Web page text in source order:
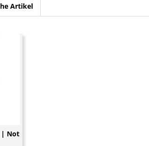
Artikel
| Not